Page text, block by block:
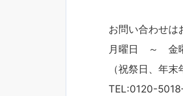
お問い合わせは
月曜日 ～ 金
（祝祭日、年
TEL:0120-